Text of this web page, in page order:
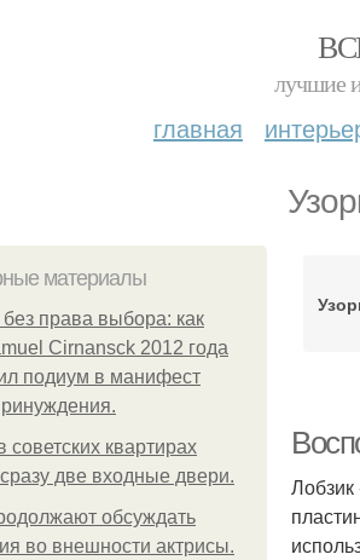
лучшие
главная
материалы
права выбора: как
Cirnansck 2012 года
подиум в манифест
советских квартирах
две входные двери.
обсуждать
во внешности актрисы.
Лобзик